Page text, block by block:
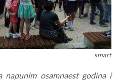
smart
napunim osamnaest godina i